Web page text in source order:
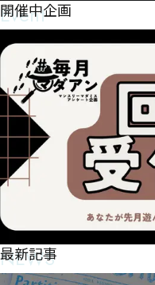
Event
開催中企画
NEWS
最新記事